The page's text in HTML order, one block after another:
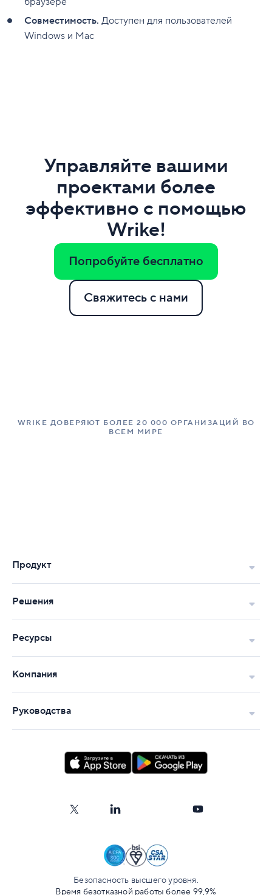
Совместимость. Доступен для пользователей
Windows и Mac
Управляйте вашими
проектами более
эффективно с помощью
Wrike!
Попробуйте бесплатно
Свяжитесь с нами
WRIKE ДОВЕРЯЮТ БОЛЕЕ 20 000 ОРГАНИЗАЦИЙ ВО
ВСЕМ МИРЕ
Продукт
Решения
Ресурсы
Компания
Руководства
Безопасность высшего уровня.
Время безотказной работы более 99,9%